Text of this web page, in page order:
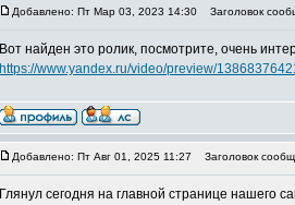
Добавлено: Пт Мар 03, 2023 14:30 Заголовок
Вот найден это ролик, посмотрите, очень
https://www.yandex.ru/video/preview/
Добавлено: Пт Авг 01, 2025 11:27 Заголовок
Глянул сегодня на главной странице нашего